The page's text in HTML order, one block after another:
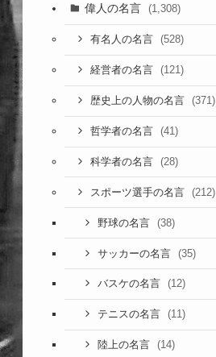
偉人の名言 (1,308)
有名人の名言 (528)
経営者の名言 (121)
歴史上の人物の名言 (371)
哲学者の名言 (41)
科学者の名言 (28)
スポーツ選手の名言 (212)
野球の名言 (38)
サッカーの名言 (35)
バスケの名言 (12)
テニスの名言 (11)
陸上の名言 (14)